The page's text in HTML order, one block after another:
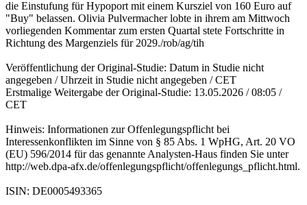
die Einstufung für Hypoport mit einem Kursziel von 160 Euro auf
"Buy" belassen. Olivia Pulvermacher lobte in ihrem am Mittwoch
vorliegenden Kommentar zum ersten Quartal stete Fortschritte in
Richtung des Margenziels für 2029./rob/ag/tih
Veröffentlichung der Original-Studie: Datum in Studie nicht
angegeben / Uhrzeit in Studie nicht angegeben / CET
Erstmalige Weitergabe der Original-Studie: 13.05.2026 / 08:05 /
CET
Hinweis: Informationen zur Offenlegungspflicht bei
Interessenkonflikten im Sinne von § 85 Abs. 1 WpHG, Art. 20 VO
(EU) 596/2014 für das genannte Analysten-Haus finden Sie unter
http://web.dpa-afx.de/offenlegungspflicht/offenlegungs_pflicht.html.
ISIN: DE0005493365